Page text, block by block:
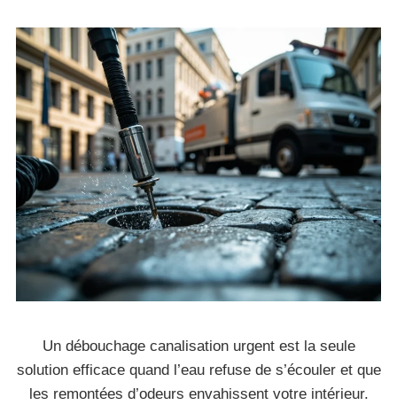
Un débouchage canalisation urgent est la seule
solution efficace quand l’eau refuse de s’écouler et que
les remontées d’odeurs envahissent votre intérieur.